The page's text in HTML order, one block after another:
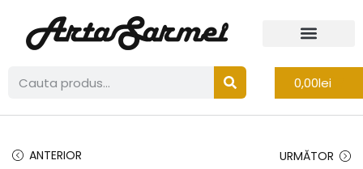
0,00lei
ANTERIOR URMĂTOR